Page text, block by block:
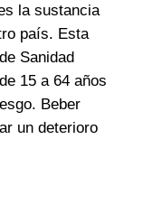
la sustancia
país. Esta
Sanidad
15 a 64 años
Beber
un deterioro